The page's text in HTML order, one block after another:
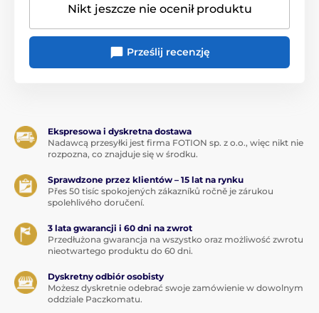
Nikt jeszcze nie ocenił produktu
Prześlij recenzję
Ekspresowa i dyskretna dostawa
Nadawcą przesyłki jest firma FOTION sp. z o.o., więc nikt nie
rozpozna, co znajduje się w środku.
Sprawdzone przez klientów – 15 lat na rynku
Přes 50 tisíc spokojených zákazníků ročně je zárukou
spolehlivého doručení.
3 lata gwarancji i 60 dni na zwrot
Przedłużona gwarancja na wszystko oraz możliwość zwrotu
nieotwartego produktu do 60 dni.
Dyskretny odbiór osobisty
Możesz dyskretnie odebrać swoje zamówienie w dowolnym
oddziale Paczkomatu.